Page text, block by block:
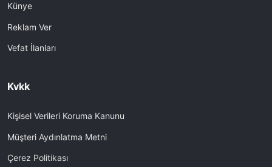
Künye
Reklam Ver
Vefat İlanları
Kvkk
Kişisel Verileri Koruma Kanunu
Müşteri Aydınlatma Metni
Çerez Politikası